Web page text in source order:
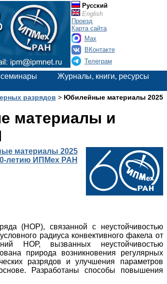
Русский
English
Проезд
Карта сайта
Max
ВКонтакте
Телеграм
Журналы, книги, ресурсы
разрядов > Юбилейные материалы 2025
материалы и
материалы 2025
летию ИПМех РАН
(НОР), связанной с неустойчивостью
радиуса конвективного факела от
НОР, вызванных неустойчивостью
природа возникновения регулярных
разрядов и улучшения параметров
Разработаны способы повышения